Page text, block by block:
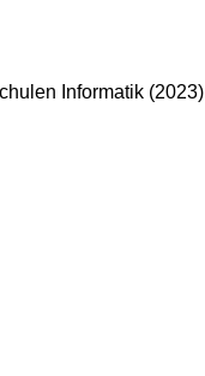
Informatik (2023)